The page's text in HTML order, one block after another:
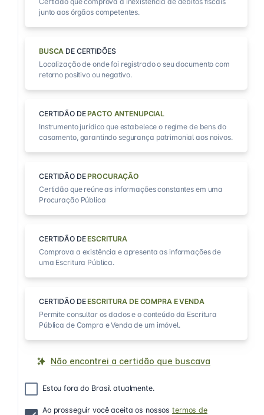
junto aos órgãos competentes.
BUSCA DE CERTIDÕES
Localização de onde foi registrado o seu documento com
retorno positivo ou negativo.
CERTIDÃO DEPACTO ANTENUPCIAL
Instrumento jurídico que estabelece o regime de bens do
casamento, garantindo segurança patrimonial aos noivos.
CERTIDÃO DEPROCURAÇÃO
Certidão que reúne as informações constantes em uma
Procuração Pública
CERTIDÃO DEESCRITURA
Comprova a existência e apresenta as informações de
uma Escritura Pública.
CERTIDÃO DEESCRITURA DE COMPRA E VENDA
Permite consultar os dados e o conteúdo da Escritura
Pública de Compra e Venda de um imóvel.
Não encontrei a certidão que buscava
Estou fora do Brasil atualmente.
Ao prosseguir você aceita os nossostermos de